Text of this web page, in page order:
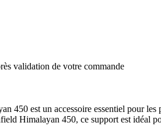
validation de votre commande
450 est un accessoire essentiel pour
Himalayan 450, ce support est idéal